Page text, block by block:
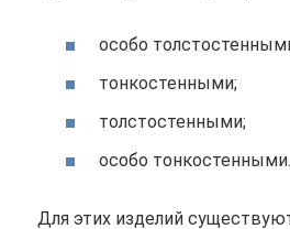
особо
тонкостенными;
толстостенными;
особо тонкостенными.
Для этих изделий